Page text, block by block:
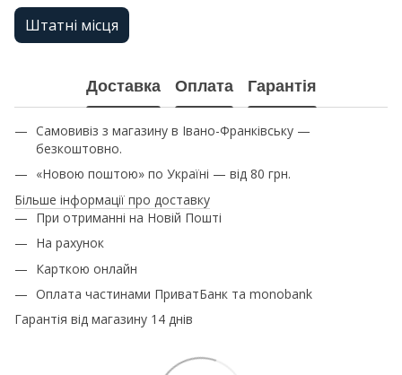
Штатні місця
Доставка Оплата Гарантія
Самовивіз з магазину в Івано-Франківську —
безкоштовно.
«Новою поштою» по Україні — від 80 грн.
Більше інформації про доставку
При отриманні на Новій Пошті
На рахунок
Карткою онлайн
Оплата частинами ПриватБанк та monobank
Гарантія від магазину 14 днів